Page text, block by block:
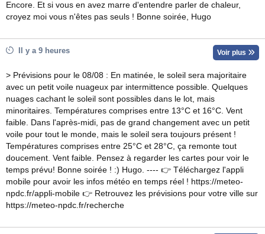
Encore. Et si vous en avez marre d'entendre parler de chaleur,
croyez moi vous n'êtes pas seuls ! Bonne soirée, Hugo
Il y a 9 heures Voir plus
> Prévisions pour le 08/08 : En matinée, le soleil sera majoritaire
avec un petit voile nuageux par intermittence possible. Quelques
nuages cachant le soleil sont possibles dans le lot, mais
minoritaires. Températures comprises entre 13°C et 16°C. Vent
faible. Dans l'après-midi, pas de grand changement avec un petit
voile pour tout le monde, mais le soleil sera toujours présent !
Températures comprises entre 25°C et 28°C, ça remonte tout
doucement. Vent faible. Pensez à regarder les cartes pour voir le
temps prévu! Bonne soirée ! :) Hugo. ---- 👉 Téléchargez l'appli
mobile pour avoir les infos météo en temps réel ! https://meteo-
npdc.fr/appli-mobile 👉 Retrouvez les prévisions pour votre ville sur
https://meteo-npdc.fr/recherche